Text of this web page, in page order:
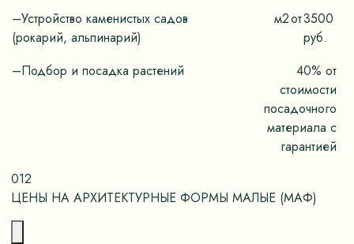
–Устройство каменистых садов
(рокарий, альпинарий)
м2от3500
руб.
–Подбор и посадка растений
40% от
стоимости
посадочного
материала с
гарантией
012
ЦЕНЫ НА АРХИТЕКТУРНЫЕ ФОРМЫ МАЛЫЕ (МАФ)